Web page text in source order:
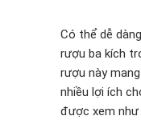
Có thể dễ
rượu ba kích
rượu này
nhiều lợi ích
được xem